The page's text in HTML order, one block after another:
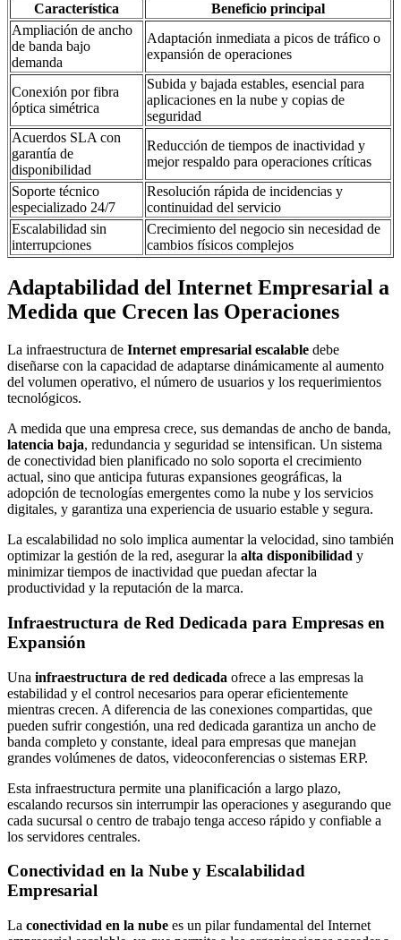
Característica
Beneficio principal
Ampliación de ancho
de banda bajo
demanda
Adaptación inmediata a picos de tráfico o
expansión de operaciones
Conexión por fibra
óptica simétrica
Subida y bajada estables, esencial para
aplicaciones en la nube y copias de
seguridad
Acuerdos SLA con
garantía de
disponibilidad
Reducción de tiempos de inactividad y
mejor respaldo para operaciones críticas
Soporte técnico
especializado 24/7
Resolución rápida de incidencias y
continuidad del servicio
Escalabilidad sin
interrupciones
Crecimiento del negocio sin necesidad de
cambios físicos complejos
Adaptabilidad del Internet Empresarial a
Medida que Crecen las Operaciones
La infraestructura de Internet empresarial escalable debe
diseñarse con la capacidad de adaptarse dinámicamente al aumento
del volumen operativo, el número de usuarios y los requerimientos
tecnológicos.
A medida que una empresa crece, sus demandas de ancho de banda,
latencia baja, redundancia y seguridad se intensifican. Un sistema
de conectividad bien planificado no solo soporta el crecimiento
actual, sino que anticipa futuras expansiones geográficas, la
adopción de tecnologías emergentes como la nube y los servicios
digitales, y garantiza una experiencia de usuario estable y segura.
La escalabilidad no solo implica aumentar la velocidad, sino también
optimizar la gestión de la red, asegurar la alta disponibilidad y
minimizar tiempos de inactividad que puedan afectar la
productividad y la reputación de la marca.
Infraestructura de Red Dedicada para Empresas en
Expansión
Una infraestructura de red dedicada ofrece a las empresas la
estabilidad y el control necesarios para operar eficientemente
mientras crecen. A diferencia de las conexiones compartidas, que
pueden sufrir congestión, una red dedicada garantiza un ancho de
banda completo y constante, ideal para empresas que manejan
grandes volúmenes de datos, videoconferencias o sistemas ERP.
Esta infraestructura permite una planificación a largo plazo,
escalando recursos sin interrumpir las operaciones y asegurando que
cada sucursal o centro de trabajo tenga acceso rápido y confiable a
los servidores centrales.
Conectividad en la Nube y Escalabilidad
Empresarial
La conectividad en la nube es un pilar fundamental del Internet